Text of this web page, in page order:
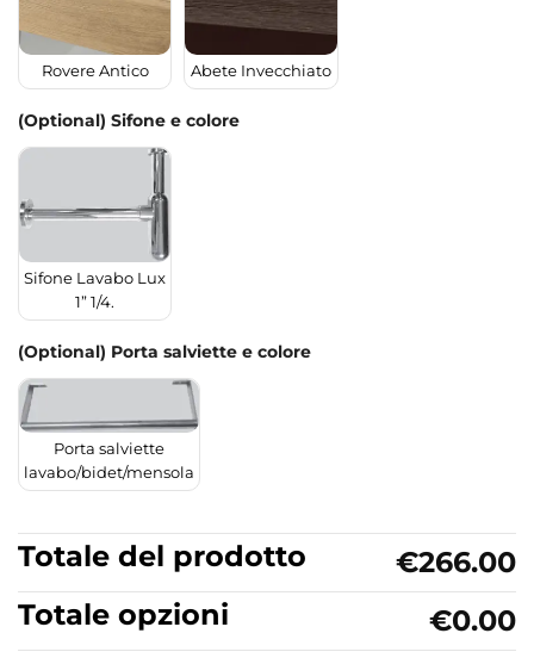
Rovere Antico Abete Invecchiato
(Optional) Sifone e colore
Sifone Lavabo Lux
1” 1/4.
(Optional) Porta salviette e colore
Porta salviette
lavabo/bidet/mensola
Totale del prodotto
€266.00
Totale opzioni
€0.00